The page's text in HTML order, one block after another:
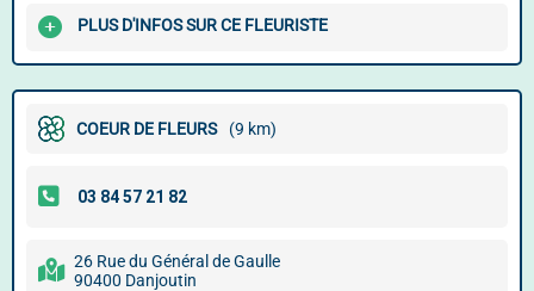
PLUS D'INFOS SUR CE FLEURISTE
COEUR DE FLEURS (9 km)
26 Rue du Général de Gaulle
90400 Danjoutin